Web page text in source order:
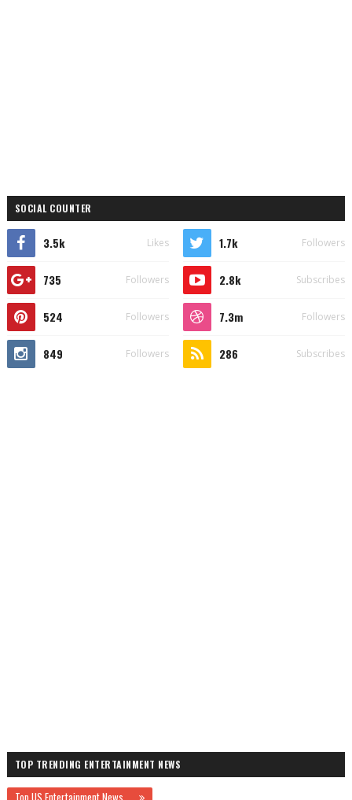
SOCIAL COUNTER
3.5k Likes 1.7k Followers
735 Followers 2.8k Subscribes
524 Followers 7.3m Followers
849 Followers 286 Subscribes
TOP TRENDING ENTERTAINMENT NEWS
Top US Entertainment News